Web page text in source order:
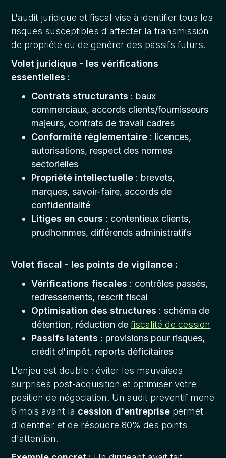
L'audit juridique et fiscal vise à identifier tous les
risques susceptibles d'affecter la transmission
de propriété ou de générer des passifs futurs.
Volet juridique - les vérifications
essentielles :
Contrats structurants : baux
commerciaux, accords clients/fournisseurs
majeurs, contrats de travail cadres
Conformité réglementaire : licences,
autorisations, respect des normes
sectorielles
Propriété intellectuelle : brevets,
marques, savoir-faire, accords de
confidentialité
Litiges en cours : contentieux clients,
prudhommes, différends administratifs
Volet fiscal - les points de vigilance :
Vérifications fiscales : contrôles passés,
redressements, rescrit fiscal
Optimisation des structures : schéma de
détention, réduction defiscalité de cession
Passifs latents : provisions pour risques,
crédit d'impôt, reports déficitaires
L'enjeu est double : éviter les mauvaises
surprises post-acquisition et optimiser votre
position de négociation. Un audit préventif mené
6 mois avant la cession d'entreprise permet
d'identifier et de résoudre 80% des points
d'attention.